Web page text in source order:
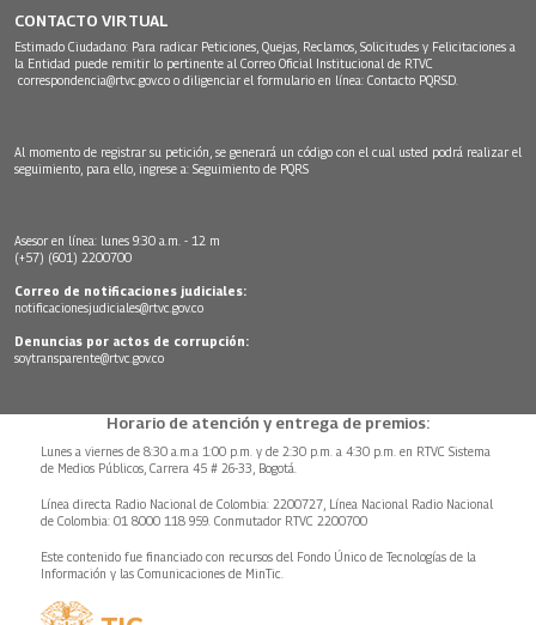
CONTACTO VIRTUAL
Estimado Ciudadano: Para radicar Peticiones, Quejas, Reclamos, Solicitudes y Felicitaciones a
la Entidad puede remitir lo pertinente al Correo Oficial Institucional de RTVC
correspondencia@rtvc.gov.co o diligenciar el formulario en línea: Contacto PQRSD.
Al momento de registrar su petición, se generará un código con el cual usted podrá realizar el
seguimiento, para ello, ingrese a: Seguimiento de PQRS
Asesor en línea: lunes 9:30 a.m. - 12 m
(+57) (601) 2200700
Correo de notificaciones judiciales:
notificacionesjudiciales@rtvc.gov.co
Denuncias por actos de corrupción:
soytransparente@rtvc.gov.co
Horario de atención y entrega de premios:
Lunes a viernes de 8:30 a.m.a 1:00 p.m. y de 2:30 p.m. a 4:30 p.m. en RTVC Sistema
de Medios Públicos, Carrera 45 # 26-33, Bogotá.
Línea directa Radio Nacional de Colombia: 2200727, Línea Nacional Radio Nacional
de Colombia: 01 8000 118 959. Conmutador RTVC 2200700
Este contenido fue financiado con recursos del Fondo Único de Tecnologías de la
Información y las Comunicaciones de MinTic.